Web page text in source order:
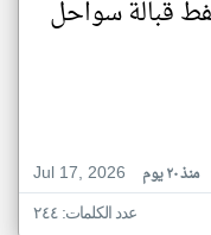
قبالة سواحل
Jul 17, 2026
منذ ٢٠ يوم
عدد الكلمات: ٢٤٤